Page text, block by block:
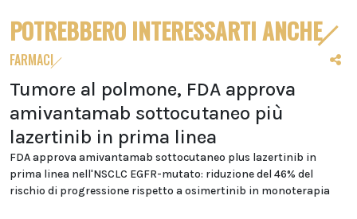
POTREBBERO INTERESSARTI ANCHE
FARMACI
Tumore al polmone, FDA approva
amivantamab sottocutaneo più
lazertinib in prima linea
FDA approva amivantamab sottocutaneo plus lazertinib in
prima linea nell'NSCLC EGFR-mutato: riduzione del 46% del
rischio di progressione rispetto a osimertinib in monoterapia